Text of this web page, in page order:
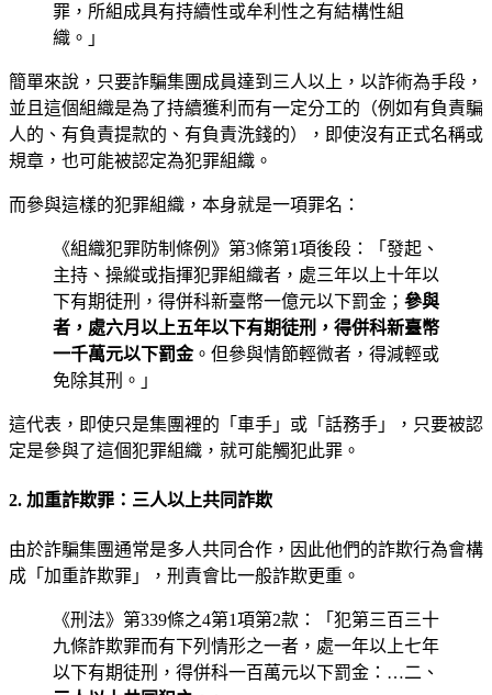
罪，所組成具有持續性或牟利性之有結構性組
織。」
簡單來說，只要詐騙集團成員達到三人以上，以詐術為手段，
並且這個組織是為了持續獲利而有一定分工的（例如有負責騙
人的、有負責提款的、有負責洗錢的），即使沒有正式名稱或
規章，也可能被認定為犯罪組織。
而參與這樣的犯罪組織，本身就是一項罪名：
《組織犯罪防制條例》第3條第1項後段：「發起、
主持、操縱或指揮犯罪組織者，處三年以上十年以
下有期徒刑，得併科新臺幣一億元以下罰金； 參與
者，處六月以上五年以下有期徒刑，得併科新臺幣
一千萬元以下罰金。但參與情節輕微者，得減輕或
免除其刑。」
這代表，即使只是集團裡的「車手」或「話務手」，只要被認
定是參與了這個犯罪組織，就可能觸犯此罪。
2. 加重詐欺罪：三人以上共同詐欺
由於詐騙集團通常是多人共同合作，因此他們的詐欺行為會構
成「加重詐欺罪」，刑責會比一般詐欺更重。
《刑法》第339條之4第1項第2款：「犯第三百三十
九條詐欺罪而有下列情形之一者，處一年以上七年
以下有期徒刑，得併科一百萬元以下罰金：…二、